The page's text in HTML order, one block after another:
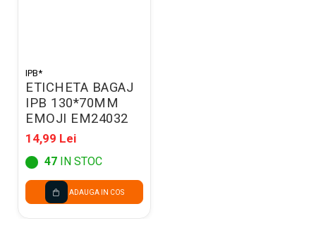
IPB*
ETICHETA BAGAJ
IPB 130*70MM
EMOJI EM24032
14,99 Lei
47 IN STOC
ADAUGA IN COS